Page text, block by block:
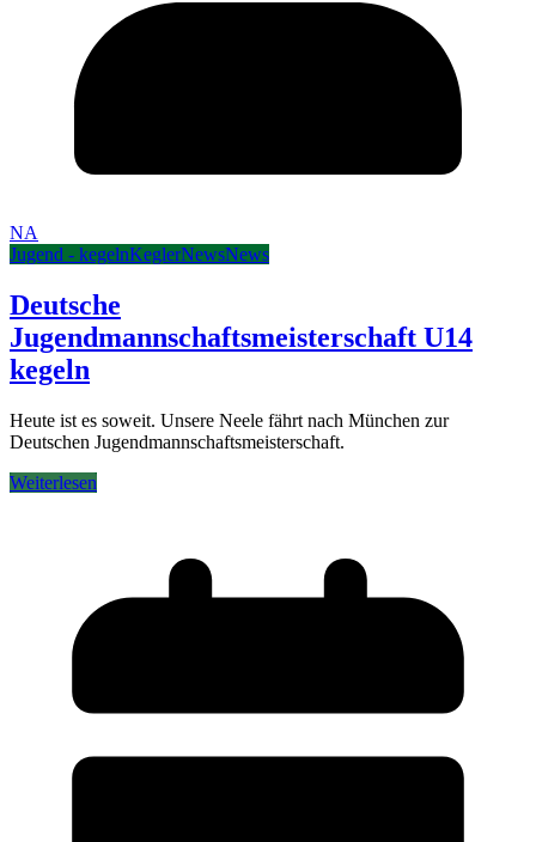
NA
Jugend - kegelnKeglerNewsNews
Deutsche
Jugendmannschaftsmeisterschaft U14
kegeln
Heute ist es soweit. Unsere Neele fährt nach München zur
Deutschen Jugendmannschaftsmeisterschaft.
Weiterlesen